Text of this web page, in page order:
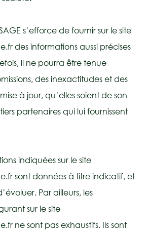
s’efforce de fournir sur le site
des informations aussi précises
il ne pourra être tenue
des inexactitudes et des
à jour, qu’elles soient de son
partenaires qui lui fournissent
indiquées sur le site
sont données à titre indicatif, et
Par ailleurs, les
sur le site
ne sont pas exhaustifs. Ils sont